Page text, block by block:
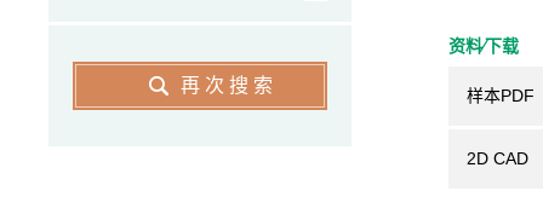
资料⁄下载
样本PDF
2D CAD
再次搜索